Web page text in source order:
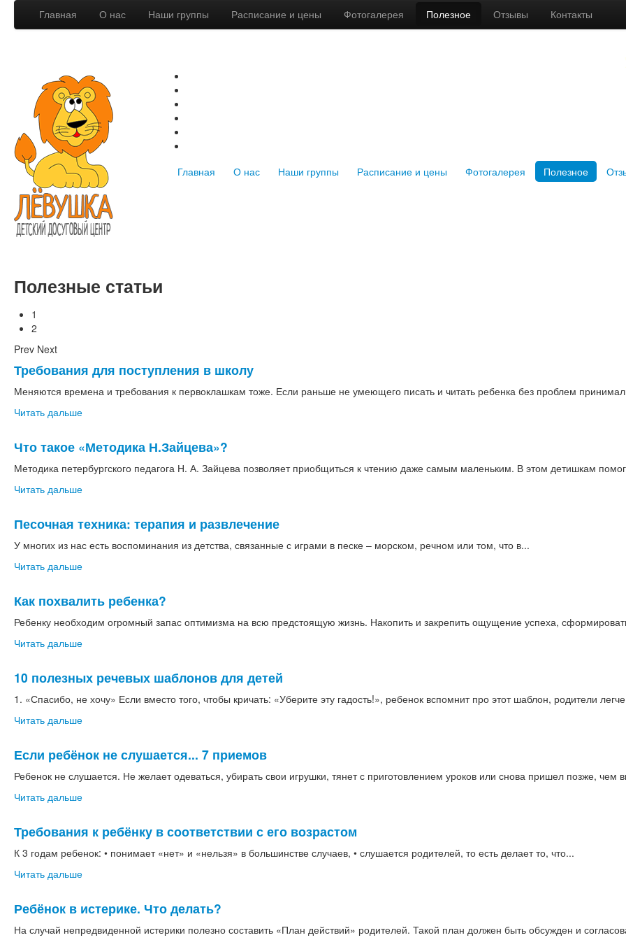
Главная О нас Наши группы Расписание и цены Фотогалерея Полезное Отзывы Контакты
Главная О нас Наши группы Расписание и цены Фотогалерея Полезное
Полезные статьи
1
2
Prev Next
Требования для поступления в школу
Меняются времена и требования к первоклашкам тоже. Если раньше не умеющего писать и читать ребенка без проблем
Читать дальше
Что такое «Методика Н.Зайцева»?
Методика петербургского педагога Н. А. Зайцева позволяет приобщиться к чтению даже самым маленьким. В этом детишкам
Читать дальше
Песочная техника: терапия и развлечение
У многих из нас есть воспоминания из детства, связанные с играми в песке – морском, речном или том, что в...
Читать дальше
Как похвалить ребенка?
Ребенку необходим огромный запас оптимизма на всю предстоящую жизнь. Накопить и закрепить ощущение успеха,
Читать дальше
10 полезных речевых шаблонов для детей
1. «Спасибо, не хочу» Если вместо того, чтобы кричать: «Уберите эту гадость!», ребенок вспомнит про этот шаблон, родители
Читать дальше
Если ребёнок не слушается... 7 приемов
Ребенок не слушается. Не желает одеваться, убирать свои игрушки, тянет с приготовлением уроков или снова пришел позже, чем
Читать дальше
Требования к ребёнку в соответствии с его возрастом
К 3 годам ребенок: • понимает «нет» и «нельзя» в большинстве случаев, • слушается родителей, то есть делает то, что...
Читать дальше
Ребёнок в истерике. Что делать?
На случай непредвиденной истерики полезно составить «План действий» родителей. Такой план должен быть обсужден и